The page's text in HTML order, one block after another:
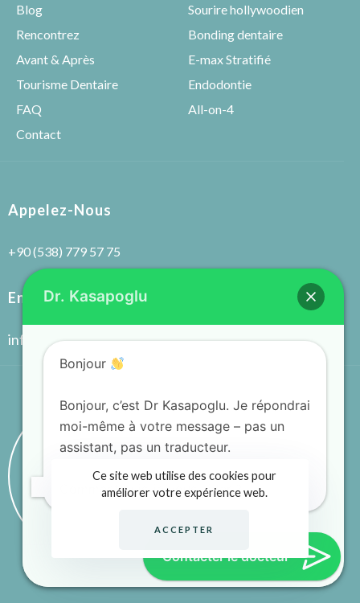
Blog
Rencontrez
Avant & Après
Tourisme Dentaire
FAQ
Contact
Sourire hollywoodien
Bonding dentaire
E-max Stratifié
Endodontie
All-on-4
Appelez-Nous
+90 (538) 779 57 75
Envoyer Un E-Mail
info@drkasapoglu.com
vous
Dr. Kasapoglu
Bonjour
Bonjour, c’est Dr Kasapoglu. Je répondrai
moi-même à votre message – pas un
assistant, pas un traducteur.
Comment puis-je vous aider ?
Contacter le docteur
Ce site web utilise des cookies pour
améliorer votre expérience web.
ACCEPTER